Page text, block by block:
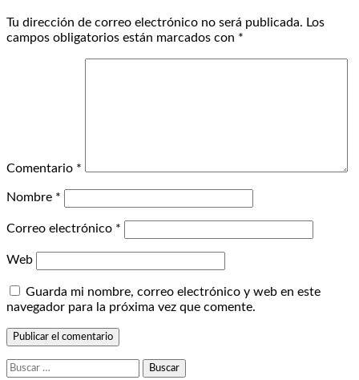
Tu dirección de correo electrónico no será publicada. Los
campos obligatorios están marcados con *
Comentario *
Nombre *
Correo electrónico *
Web
Guarda mi nombre, correo electrónico y web en este
navegador para la próxima vez que comente.
Buscar: